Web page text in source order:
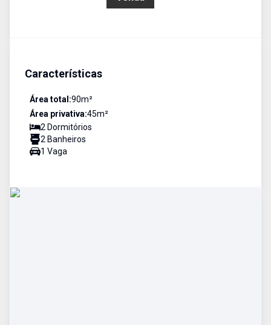
Características
Área total:90m²
Área privativa:45m²
2 Dormitórios
2 Banheiros
1 Vaga